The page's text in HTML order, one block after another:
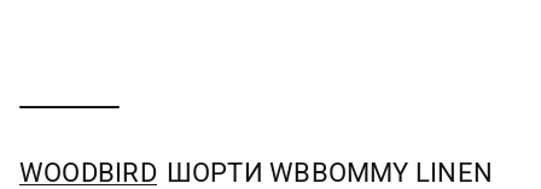
WOODBIRD ШОРТИ WBBOMMY LINEN